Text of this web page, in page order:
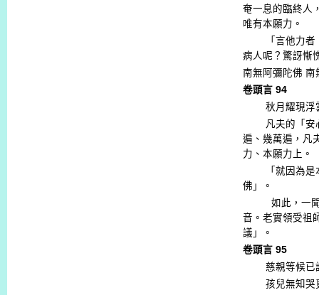
奄一息的臨終人
唯有本願力。
「言他力
病人呢？驚訝慚
南無阿彌陀佛 南
卷頭言 94
秋月耀現浮
凡夫的「安
遍、幾萬遍，凡
力、本願力上。
「就因為
佛」。
如此，一
音。老實領受祖
議」。
卷頭言 95
慈親等候已
孩兒無知哭